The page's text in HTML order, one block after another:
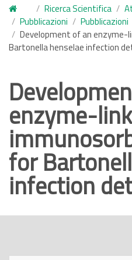
Ricerca Scientifica
Pubblicazioni
Pubblicazioni
Development of an
Bartonella henselae infection
enzyme-
for
infection